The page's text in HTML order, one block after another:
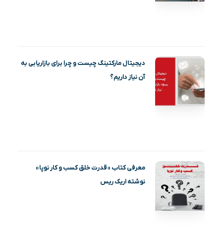
دیجیتال مارکتینگ چیست و چرا برای بازاریابی به
آن نیاز داریم؟
معرفی کتاب «قدرت خلق کسب و کار نوپا»
نوشته اریک ریس